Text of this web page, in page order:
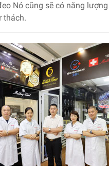
Nó cũng sẽ có năng
thách.